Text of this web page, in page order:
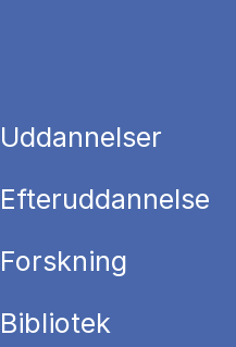
Uddannelser
Efteruddannelse
Forskning
Bibliotek